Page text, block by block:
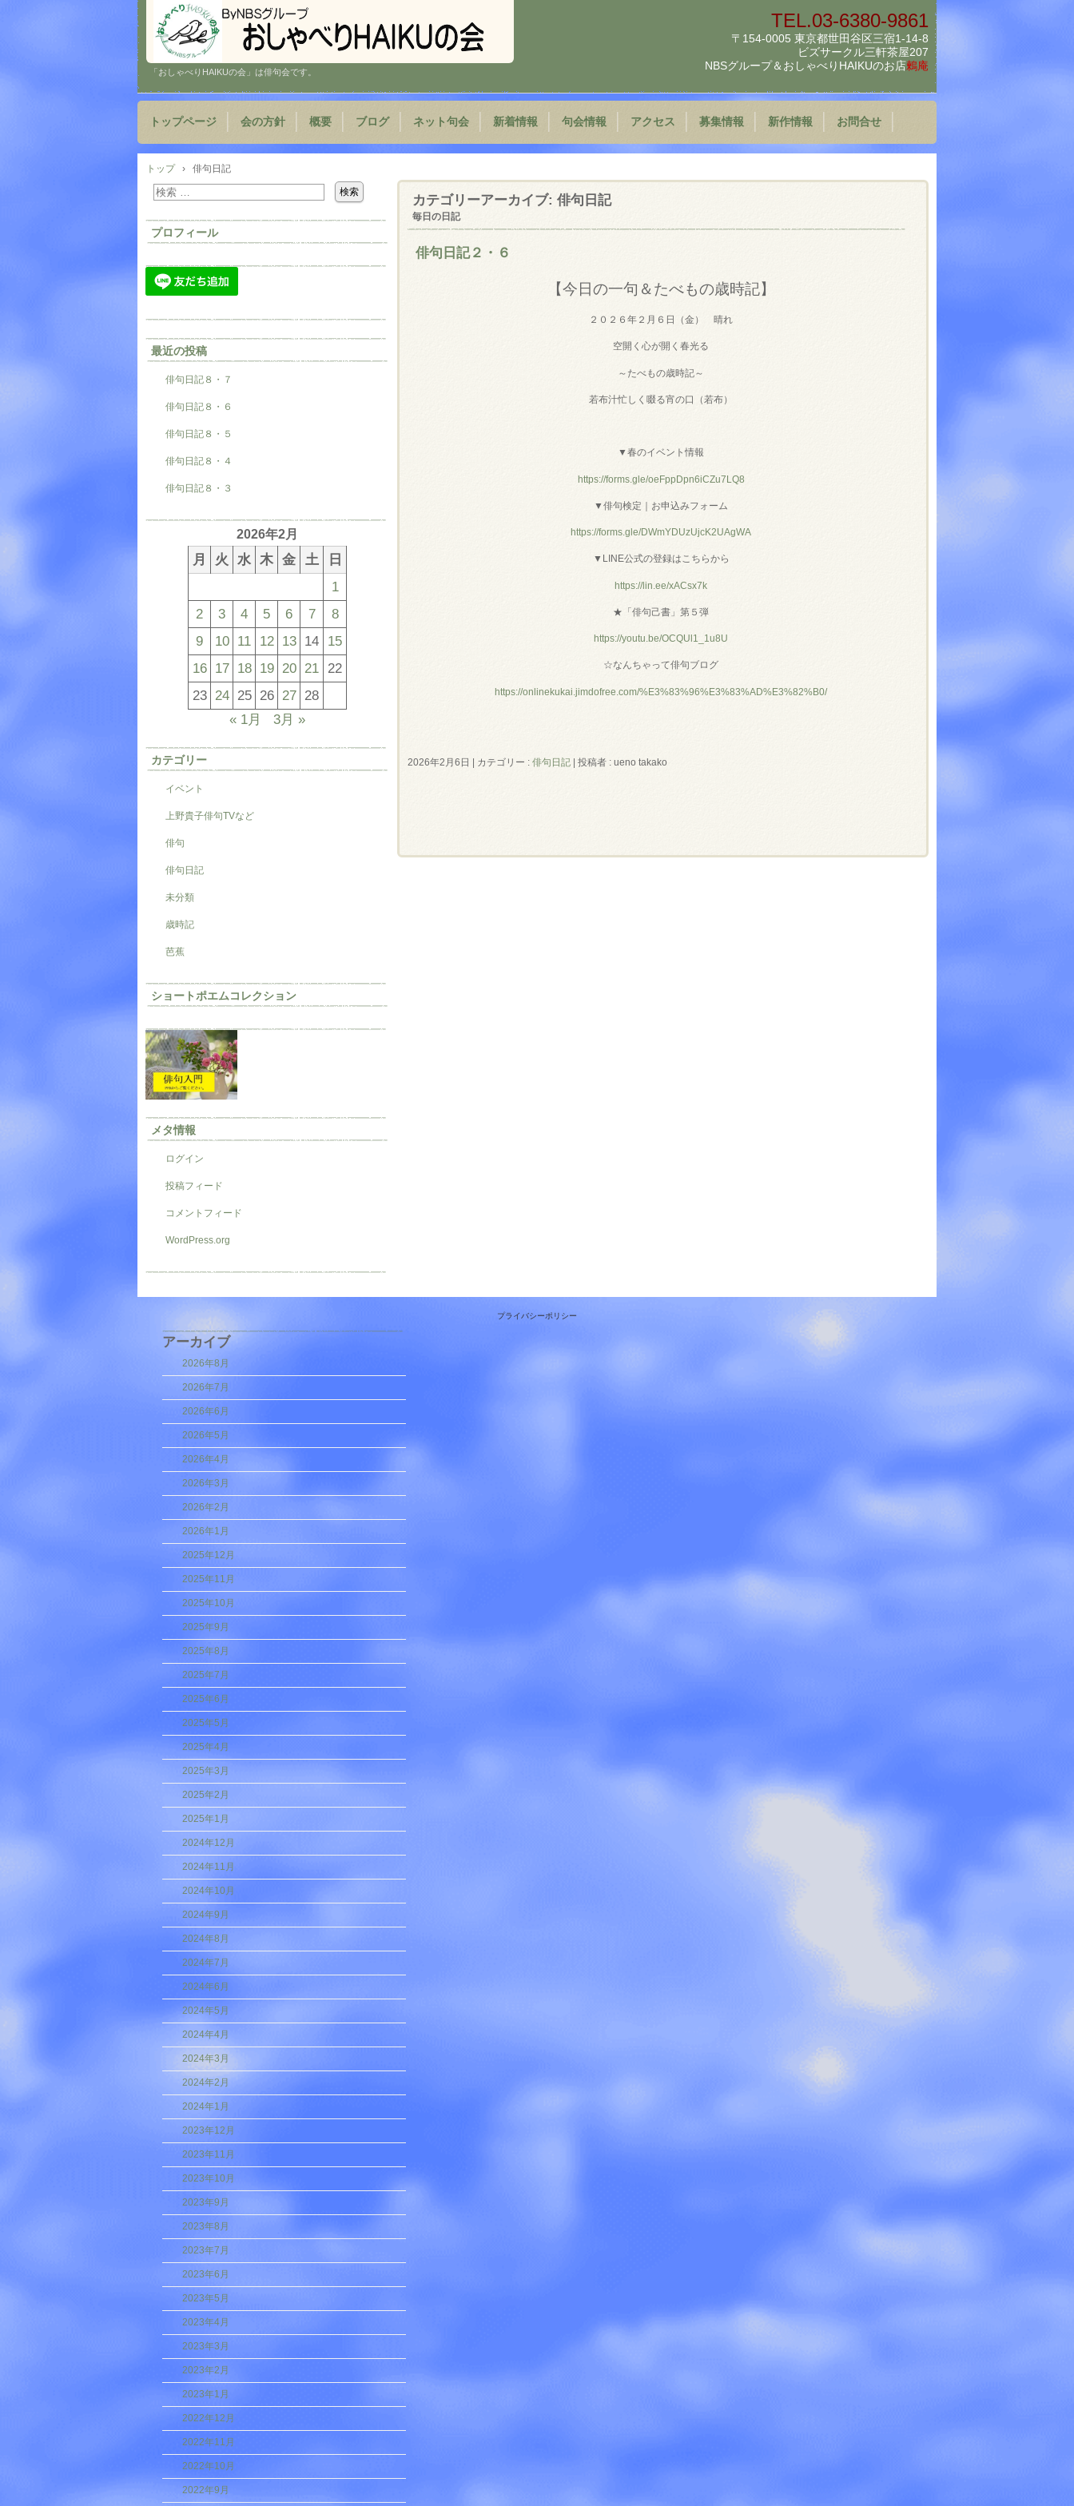
「おしゃべりHAIKUの会」は俳句会です。
TEL.03-6380-9861
〒154-0005 東京都世田谷区三宿1-14-8
ビズサークル三軒茶屋207
NBSグループ＆ おしゃべりHAIKUのお店鶫庵
トップページ 会の方針 概要 ブログ ネット句会 新着情報 句会情報 アクセス 募集情報 新作情報 お問合せ
トップ › 俳句日記
カテゴリーアーカイブ: 俳句日記
毎日の日記
俳句日記２・６
【今日の一句＆たべもの歳時記】
２０２６年２月６日（金） 晴れ
空開く心が開く春光る
～たべもの歳時記～
若布汁忙しく啜る宵の口（若布）
▼春のイベント情報
https://forms.gle/oeFppDpn6iCZu7LQ8
▼俳句検定｜お申込みフォーム
https://forms.gle/DWmYDUzUjcK2UAgWA
▼LINE公式の登録はこちらから
https://lin.ee/xACsx7k
★「俳句己書」第５弾
https://youtu.be/OCQUl1_1u8U
☆なんちゃって俳句ブログ
https://onlinekukai.jimdofree.com/%E3%83%96%E3%83%AD%E3%82%B0/
2026年2月6日 カテゴリー : 俳句日記 投稿者 : ueno takako
プロフィール
最近の投稿
俳句日記８・７
俳句日記８・６
俳句日記８・５
俳句日記８・４
俳句日記８・３
2026年2月
月 火 水 木 金 土
日
1
2
3 4 5 6 7
8
9
10 11 12 13 14 15
16 17 18 19 20 21 22
23 24 25 26 27 28
« 1月
3月 »
カテゴリー
イベント
上野貴子俳句TVなど
俳句
俳句日記
未分類
歳時記
芭蕉
ショートポエムコレクション
メタ情報
ログイン
投稿フィード
コメントフィード
WordPress.org
プライバシーポリシー
アーカイブ
2026年8月
2026年7月
2026年6月
2026年5月
2026年4月
2026年3月
2026年2月
2026年1月
2025年12月
2025年11月
2025年10月
2025年9月
2025年8月
2025年7月
2025年6月
2025年5月
2025年4月
2025年3月
2025年2月
2025年1月
2024年12月
2024年11月
2024年10月
2024年9月
2024年8月
2024年7月
2024年6月
2024年5月
2024年4月
2024年3月
2024年2月
2024年1月
2023年12月
2023年11月
2023年10月
2023年9月
2023年8月
2023年7月
2023年6月
2023年5月
2023年4月
2023年3月
2023年2月
2023年1月
2022年12月
2022年11月
2022年10月
2022年9月